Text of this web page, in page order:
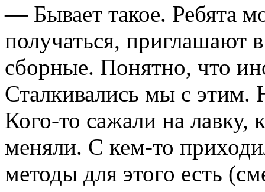
— Бывает такое. Ребята
получаться, приглашают
сборные. Понятно, что
Сталкивались мы с этим.
Кого-то сажали на лавку,
меняли. С кем-то
методы для этого есть